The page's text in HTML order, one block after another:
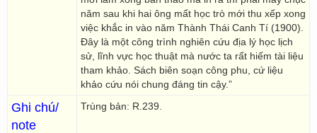
năm sau khi hai ông mất học trò mới thu xếp xong
việc khắc in vào năm Thành Thái Canh Tí (1900).
Đây là một công trình nghiên cứu địa lý học lịch
sử, lĩnh vực học thuật mà nước ta rất hiếm tài liệu
tham khảo. Sách biên soạn công phu, cứ liệu
khảo cứu nói chung đáng tin cậy.”
Ghi chú/
note
Trùng bản: R.239.